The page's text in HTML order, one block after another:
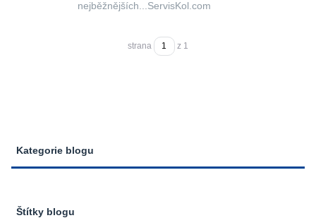
Kategorie blogu
Štítky blogu
nejběžnějších...ServisKol.com
strana z 1